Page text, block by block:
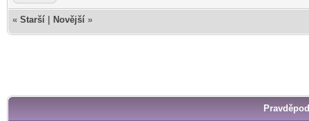
« Starší Novější »